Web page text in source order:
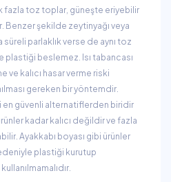
fazla toz toplar, güneşte eriyebilir
Benzer şekilde zeytinyağı veya
parlaklık verse de aynı toz
plastiği beslemez. Isı tabancası
ve kalıcı hasar verme riski
gereken bir yöntemdir.
en güvenli alternatiflerden biridir
kadar kalıcı değildir ve fazla
Ayakkabı boyası gibi ürünler
plastiği kurutup